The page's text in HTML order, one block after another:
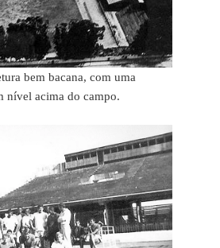
bem bacana, com uma
nível acima do campo.